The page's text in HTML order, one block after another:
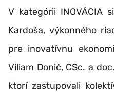
V kategórii INOVÁCIA
Kardoša, výkonného
pre inovatívnu
Viliam Donič, CSc. a
ktorí zastupovali